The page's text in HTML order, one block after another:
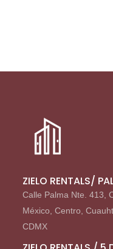
ZIELO RENTALS/
Calle Palma Nte. 413,
México, Centro,
CDMX